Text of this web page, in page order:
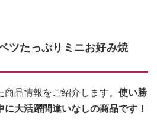
ツたっぷりミニお好み焼
品情報をご紹介します。 使い勝
大活躍間違いなしの商品です！